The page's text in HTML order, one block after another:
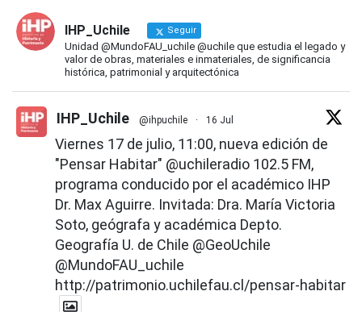
IHP_Uchile Seguir
Unidad @MundoFAU_uchile @uchile que estudia el legado y
valor de obras, materiales e inmateriales, de significancia
histórica, patrimonial y arquitectónica
IHP_Uchile @ihpuchile · 16 Jul
Viernes 17 de julio, 11:00, nueva edición de
"Pensar Habitar" @uchileradio 102.5 FM,
programa conducido por el académico IHP
Dr. Max Aguirre. Invitada: Dra. María Victoria
Soto, geógrafa y académica Depto.
Geografía U. de Chile @GeoUchile
@MundoFAU_uchile
http://patrimonio.uchilefau.cl/pensar-habitar